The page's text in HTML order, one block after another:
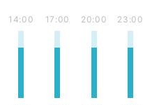
14:00 17:00 20:00 23:00